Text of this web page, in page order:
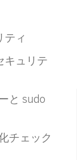
ティ
キュリテ
と sudo
チェック